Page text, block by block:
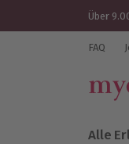
Über
FAQ
Alle